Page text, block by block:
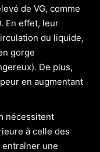
de VG, comme
En effet, leur
du liquide,
gorge
De plus,
en augmentant
nécessitent
à celle des
une